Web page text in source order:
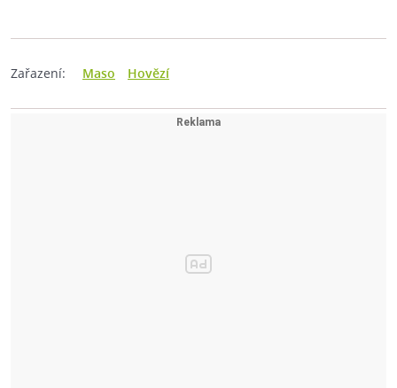
Zařazení: Maso Hovězí